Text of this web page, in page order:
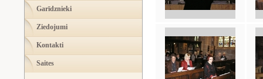
Garīdznieki
Ziedojumi
Kontakti
Saites